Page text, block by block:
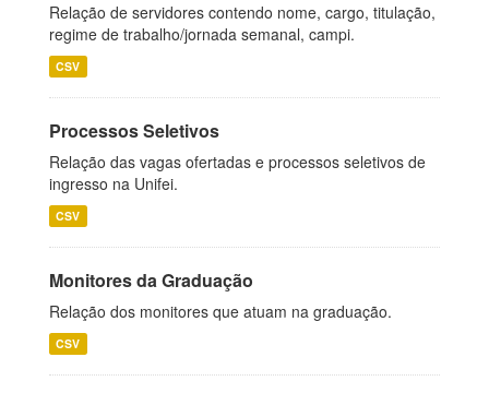
Relação de servidores contendo nome, cargo, titulação,
regime de trabalho/jornada semanal, campi.
CSV
Processos Seletivos
Relação das vagas ofertadas e processos seletivos de
ingresso na Unifei.
CSV
Monitores da Graduação
Relação dos monitores que atuam na graduação.
CSV